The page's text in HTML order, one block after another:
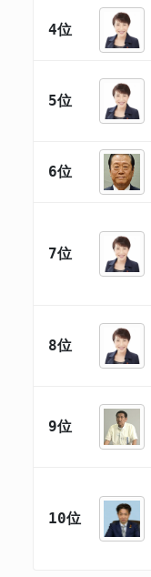
4位
5位
6位
7位
8位
9位
10位